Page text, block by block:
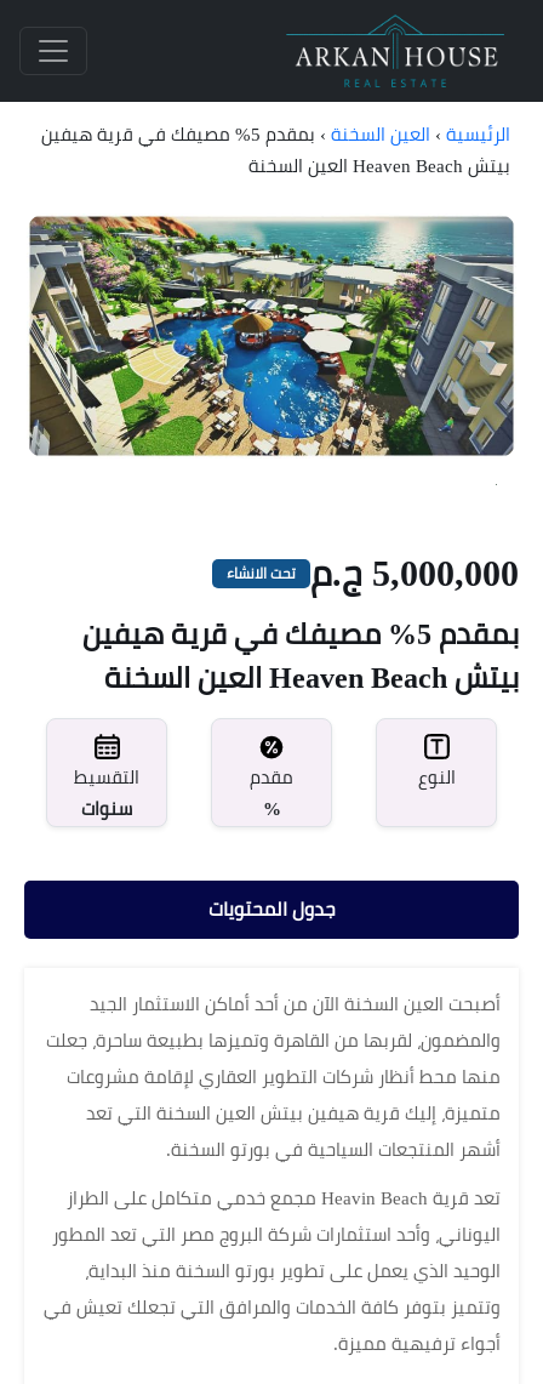
الرئيسية › العين السخنة ›
بمقدم 5% مصيفك في قرية هيفين
بيتش Heaven Beach العين السخنة
5,000,000 ج.م تحت الانشاء
بمقدم 5% مصيفك في قرية هيفين
بيتش Heaven Beach العين السخنة
النوع
مقدم
%
التقسيط
سنوات
جدول المحتويات
أصبحت العين السخنة الآن من أحد أماكن الاستثمار الجيد
والمضمون، لقربها من القاهرة وتميزها بطبيعة ساحرة، جعلت
منها محط أنظار شركات التطوير العقاري لإقامة مشروعات
متميزة، إليك قرية هيفين بيتش العين السخنة التي تعد
أشهر المنتجعات السياحية في بورتو السخنة.
تعد قرية Heavin Beach مجمع خدمي متكامل على الطراز
اليوناني، وأحد استثمارات شركة البروج مصر التي تعد المطور
الوحيد الذي يعمل على تطوير بورتو السخنة منذ البداية،
وتتميز بتوفر كافة الخدمات والمرافق التي تجعلك تعيش في
أجواء ترفيهية مميزة.